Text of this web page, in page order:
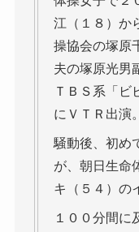
江（１８）か
操協会の塚原
夫の塚原光男
ＴＢＳ系「ビ
にＶＴＲ出演。
騒動後、初め
が、朝日生命
キ（５４）の
１００分間に